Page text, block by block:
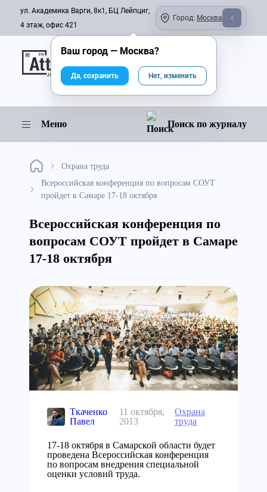
ул. Академика Варги, 8к1, БЦ Лейпциг,
4 этаж, офис 421
Город: Москва
Онлайн-журнал
Меню Поиск по журналу
Охрана труда
Всероссийская конференция по вопросам СОУТ
пройдет в Самаре 17-18 октября
Всероссийская конференция по
вопросам СОУТ пройдет в Самаре
17-18 октября
Ткаченко
Павел
11 октября,
2013
Охрана
труда
17-18 октября в Самарской области будет
проведена Всероссийская конференция
по вопросам внедрения специальной
оценки условий труда.
Ваш город — Москва?
Да, сохранить Нет, изменить